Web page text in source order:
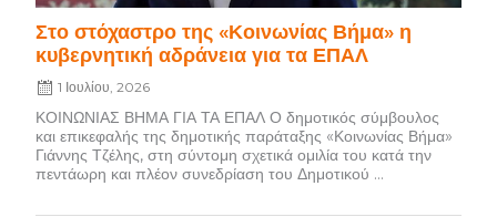
Στο στόχαστρο της «Κοινωνίας Βήμα» η
κυβερνητική αδράνεια για τα ΕΠΑΛ
1 Ιουλίου, 2026
ΚΟΙΝΩΝΙΑΣ ΒΗΜΑ ΓΙΑ ΤΑ ΕΠΑΛ Ο δημοτικός σύμβουλος
και επικεφαλής της δημοτικής παράταξης «Κοινωνίας Βήμα»
Γιάννης Τζέλης, στη σύντομη σχετικά ομιλία του κατά την
πεντάωρη και πλέον συνεδρίαση του Δημοτικού ...